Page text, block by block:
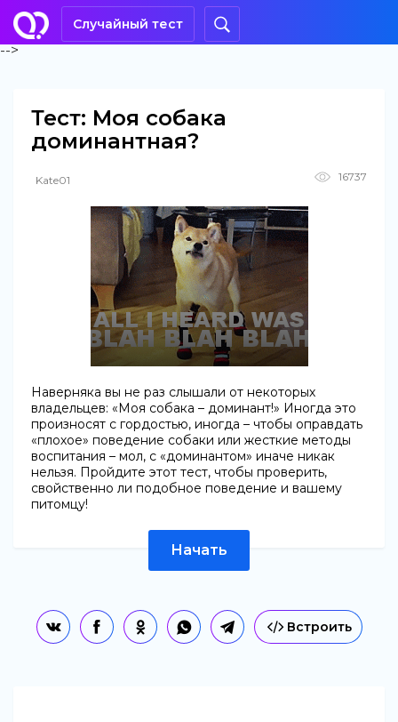
Случайный тест
-->
Тест: Моя собака
доминантная?
Kate01 16737
Наверняка вы не раз слышали от некоторых
владельцев: «Моя собака – доминант!» Иногда это
произносят с гордостью, иногда – чтобы оправдать
«плохое» поведение собаки или жесткие методы
воспитания – мол, с «доминантом» иначе никак
нельзя. Пройдите этот тест, чтобы проверить,
свойственно ли подобное поведение и вашему
питомцу!
Начать
Встроить